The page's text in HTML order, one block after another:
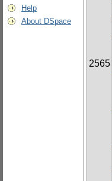
Help
About DSpace
2565